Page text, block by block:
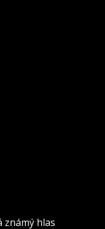
známý hlas